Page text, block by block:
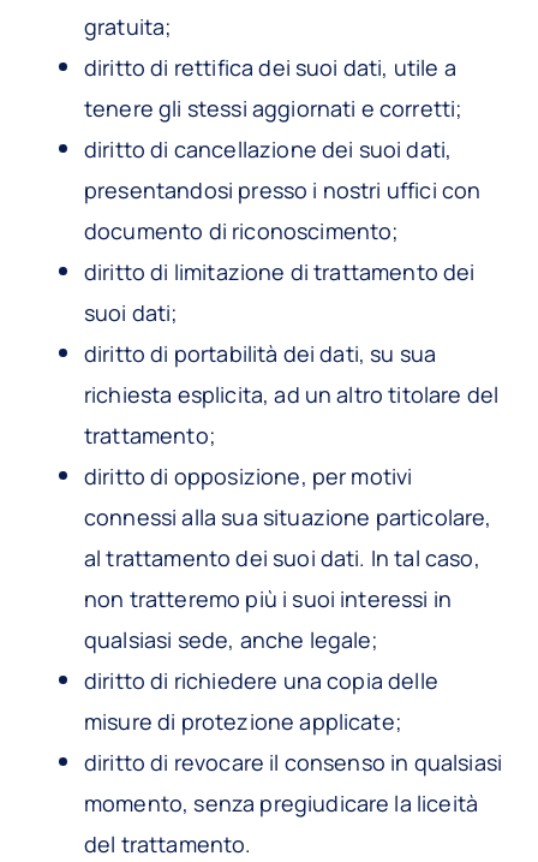
gratuita;
diritto di rettifica dei suoi dati, utile a
tenere gli stessi aggiornati e corretti;
diritto di cancellazione dei suoi dati,
presentandosi presso i nostri uffici con
documento di riconoscimento;
diritto di limitazione di trattamento dei
suoi dati;
diritto di portabilità dei dati, su sua
richiesta esplicita, ad un altro titolare del
trattamento;
diritto di opposizione, per motivi
connessi alla sua situazione particolare,
al trattamento dei suoi dati. In tal caso,
non tratteremo più i suoi interessi in
qualsiasi sede, anche legale;
diritto di richiedere una copia delle
misure di protezione applicate;
diritto di revocare il consenso in qualsiasi
momento, senza pregiudicare la liceità
del trattamento.